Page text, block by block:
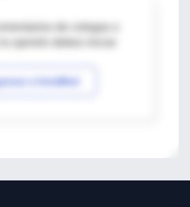
de colegas o
a IntraMed